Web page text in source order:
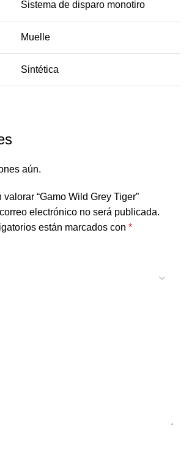
Sistema de disparo monotiro
Muelle
Sintética
aún.
“Gamo Wild Grey Tiger”
electrónico no será publicada.
están marcados con *